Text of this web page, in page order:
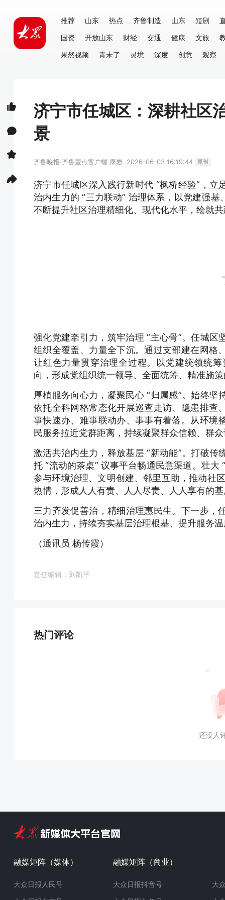
推荐 山东 热点 齐鲁制造 山东 短剧
国资
开放山东 财经 交通 健康 文旅
果然视频
青未了 灵境 深度 创意 观察
济宁市任城区：深耕社区
景
齐鲁晚报·齐鲁壹点客户端 康岩 2026-06-03 16:19:44 原创
济宁市任城区深入践行新时代 “枫桥经验”，
治内生力的 “三力联动” 治理体系，以党建强
不断提升社区治理精细化、现代化水平，绘就
强化党建牵引力，筑牢治理 “主心骨”。任城
组织全覆盖、力量全下沉。通过支部建在网格
让红色力量贯穿治理全过程。以党建统领统
向，形成党组织统一领导、全面统筹、精准施
厚植服务向心力，凝聚民心 “归属感”。始终
依托全科网格常态化开展巡查走访、隐患排查
事快速办、难事联动办、事事有着落。从环境
民服务拉近党群距离，持续凝聚群众信赖、群
激活共治内生力，释放基层 “新动能”。打破
托 “流动的茶桌” 议事平台畅通民意渠道。壮
参与环境治理、文明创建、邻里互助，推动社
热情，形成人人有责、人人尽责、人人享有的
三力齐发促善治，精细治理惠民生。下一步，
治内生力，持续夯实基层治理根基、提升服务
（通讯员 杨传霞）
责任编辑：刘凯平
热门评论
还没人
融媒矩阵（媒体）
大众日报人民号
融媒矩阵（商业）
大众日报抖音号
大